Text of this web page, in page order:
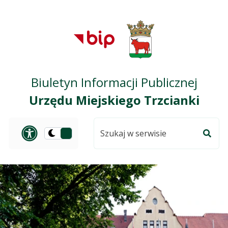
Przejdź do
głównego menu
Przejdź do treści
Przejdź do mapy
serwisu
Biuletyn Informacji Publicznej
Urzędu Miejskiego Trzcianki
Panel dostosowania
Przełącz
ciemną
serwisie